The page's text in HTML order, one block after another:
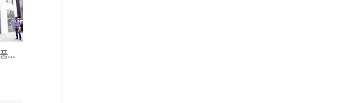
[컨시어지 대치점] 애플 제품 없는게 없다! 디지털 디바이스 체험 매장, 컨시어지 대치점!